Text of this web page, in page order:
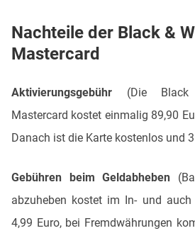
Nachteile der Black &
Mastercard
Aktivierungsgebühr (Die
Mastercard kostet einmalig 89,90
Danach ist die Karte kostenlos und
Gebühren beim Geldabheben
abzuheben kostet im In- und
4,99 Euro, bei Fremdwährungen